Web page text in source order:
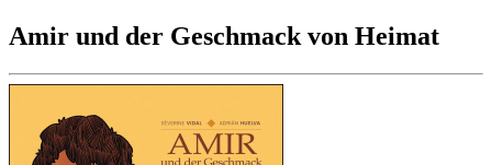
Amir und der Geschmack von Heimat